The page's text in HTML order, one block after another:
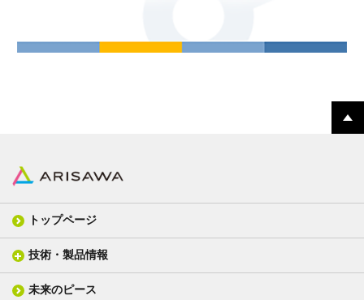
トップページ
技術・製品情報
FPC材料
未来のピース